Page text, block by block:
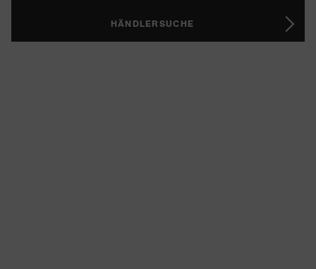
HÄNDLERSUCHE